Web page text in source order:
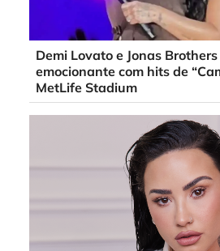
Demi Lovato e Jonas
emocionante com hits de
MetLife Stadium